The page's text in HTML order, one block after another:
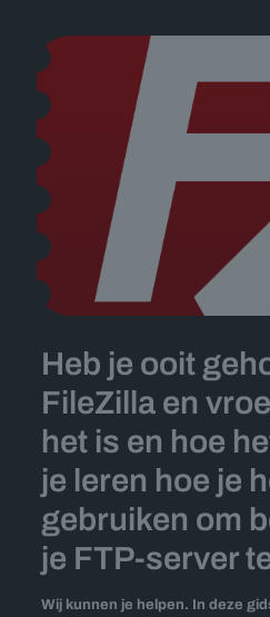
Heb je ooit
FileZilla en
het is en hoe
je leren hoe je
gebruiken om
je FTP-server
Wij kunnen je helpen. In deze